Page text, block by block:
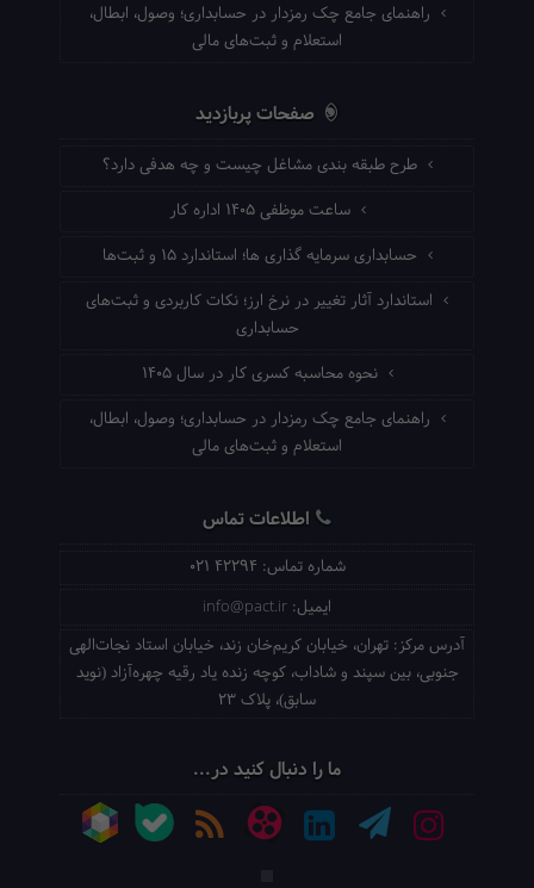
راهنمای جامع چک رمزدار در حسابداری؛ وصول، ابطال،
استعلام و ثبت‌های مالی
صفحات پربازدید
طرح طبقه بندی مشاغل چیست و چه هدفی دارد؟
ساعت موظفی ۱۴۰۵ اداره کار
حسابداری سرمایه گذاری ها؛ استاندارد ۱۵ و ثبت‌ها
استاندارد آثار تغییر در نرخ ارز؛ نکات کاربردی و ثبت‌های
حسابداری
نحوه محاسبه کسری کار در سال ۱۴۰۵
راهنمای جامع چک رمزدار در حسابداری؛ وصول، ابطال،
استعلام و ثبت‌های مالی
اطلاعات تماس
شماره تماس: 021 42294
ایمیل: info@pact.ir
آدرس مرکز: تهران، خیابان کریم‌خان زند، خیابان استاد نجات‌الهی
جنوبی، بین سپند و شاداب، کوچه زنده یاد رقیه چهره‌آزاد (نوید
سابق)، پلاک 23
ما را دنبال کنید در...